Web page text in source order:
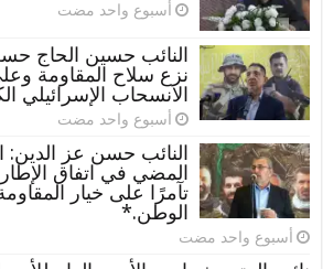
‏أسبوع واحد مضت
النائب حسين الحاج
نزع سلاح المقاومة
الانسحاب الإسرائيلي
‏أسبوع واحد مضت
النائب حسن عز الدين:
المضي في اتفاق
تآمرًا على خيار
الوطن.*
‏أسبوع واحد مضت